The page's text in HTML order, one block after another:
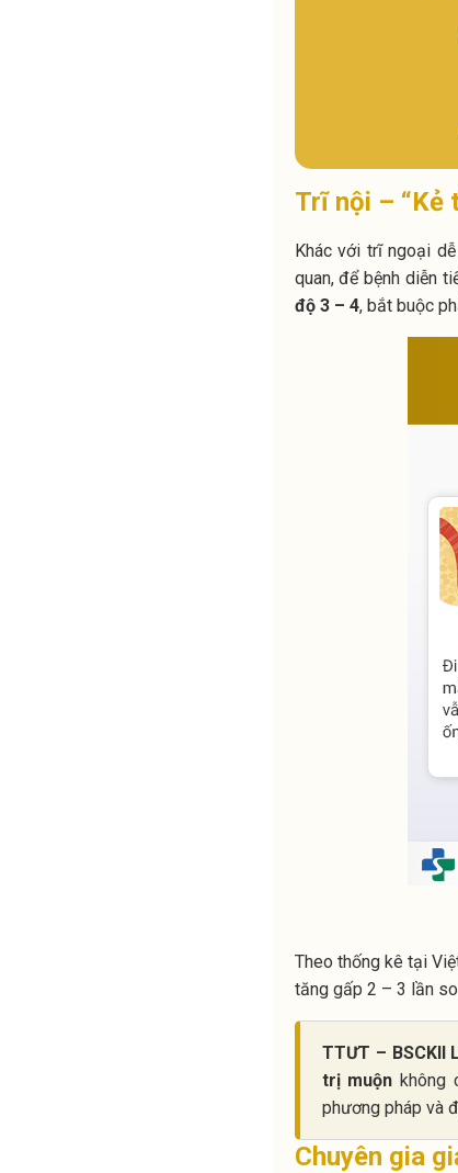
Trĩ nội – “Kẻ
Khác với trĩ ngoại
quan, để bệnh diễn
độ 3 – 4, bắt buộc
Theo thống kê tại
tăng gấp 2 – 3 lần
TTƯT – BSCKII
trị muộn không
phương pháp và
Chuyên gia